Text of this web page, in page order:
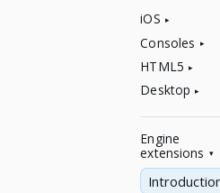
iOS
Consoles
HTML5
Desktop
Engine
extensions